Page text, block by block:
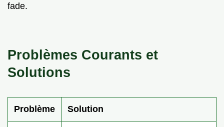
fade.
Problèmes Courants et
Solutions
Problème Solution